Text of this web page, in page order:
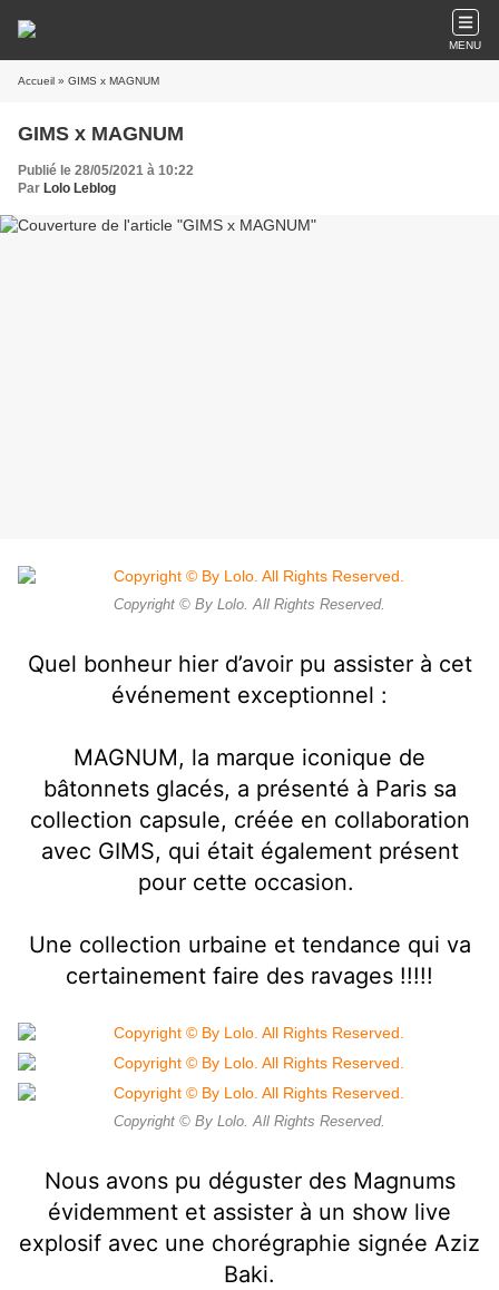
MENU
Accueil » GIMS x MAGNUM
GIMS x MAGNUM
Publié le 28/05/2021 à 10:22
Par Lolo Leblog
Copyright © By Lolo. All Rights Reserved.
Quel bonheur hier d’avoir pu assister à cet
événement exceptionnel :
MAGNUM, la marque iconique de
bâtonnets glacés, a présenté à Paris sa
collection capsule, créée en collaboration
avec GIMS, qui était également présent
pour cette occasion.
Une collection urbaine et tendance qui va
certainement faire des ravages !!!!!
Copyright © By Lolo. All Rights Reserved.
Nous avons pu déguster des Magnums
évidemment et assister à un show live
explosif avec une chorégraphie signée Aziz
Baki.